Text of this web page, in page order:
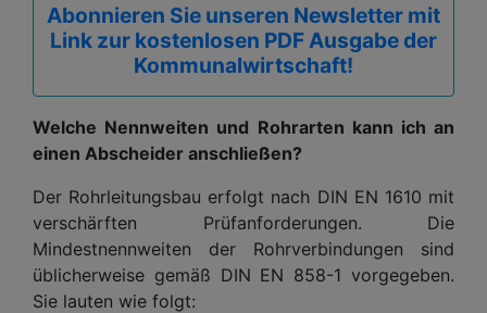
Abonnieren Sie unseren Newsletter mit
Link zur kostenlosen PDF Ausgabe der
Kommunalwirtschaft!
Welche Nennweiten und Rohrarten kann ich an
einen Abscheider anschließen?
Der Rohrleitungsbau erfolgt nach DIN EN 1610 mit
verschärften Prüfanforderungen. Die
Mindestnennweiten der Rohrverbindungen sind
üblicherweise gemäß DIN EN 858-1 vorgegeben.
Sie lauten wie folgt: